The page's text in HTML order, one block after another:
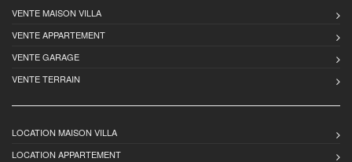
VENTE MAISON VILLA
VENTE APPARTEMENT
VENTE GARAGE
VENTE TERRAIN
LOCATION MAISON VILLA
LOCATION APPARTEMENT